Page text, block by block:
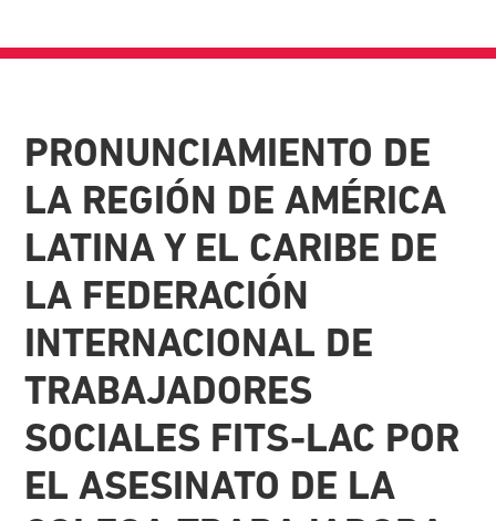
PRONUNCIAMIENTO DE
LA REGIÓN DE AMÉRICA
LATINA Y EL CARIBE DE
LA FEDERACIÓN
INTERNACIONAL DE
TRABAJADORES
SOCIALES FITS-LAC POR
EL ASESINATO DE LA